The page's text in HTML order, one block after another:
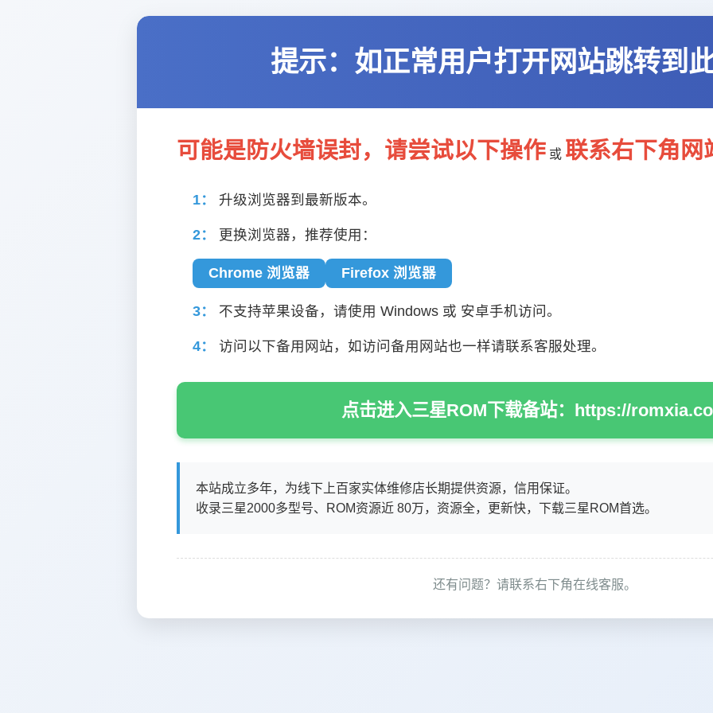
提示：如正常用户打开网站跳转到
可能是防火墙误封，请尝试以下操作 或 联系右下角网
1： 升级浏览器到最新版本。
2： 更换浏览器，推荐使用：
Chrome 浏览器 Firefox 浏览器
3： 不支持苹果设备，请使用 Windows 或 安卓手机访问。
4： 访问以下备用网站，如访问备用网站也一样请联系客服处理。
点击进入三星ROM下载备站：https://
本站成立多年，为线下上百家实体维修店长期提供资源，信用保证。
收录三星2000多型号、ROM资源近 80万，资源全，更新快，下载三星ROM首选。
还有问题？请联系右下角在线客服。